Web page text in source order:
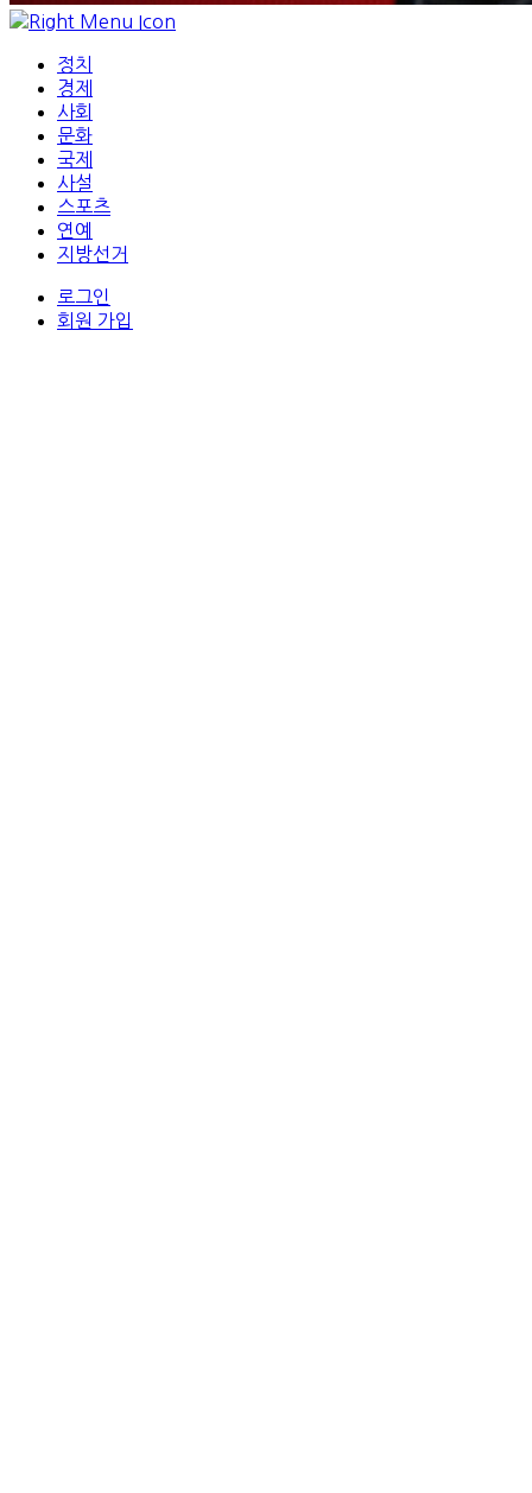
정치
경제
사회
문화
국제
사설
스포츠
연예
지방선거
로그인
회원 가입